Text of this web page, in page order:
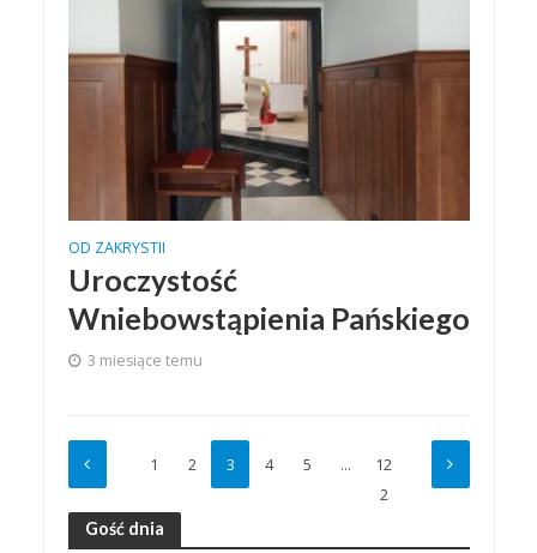
OD ZAKRYSTII
Uroczystość
Wniebowstąpienia Pańskiego
3 miesiące temu
1 2 3 4 5 …
12
2
Gość dnia